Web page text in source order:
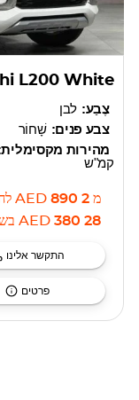
L200 White
צֶבַע: לבן
צבע פנים: שָׁחוֹר
מהירות
קמ"ש
מ 2 890
AED
28 380
AED
התקשר אלינו
פרטים